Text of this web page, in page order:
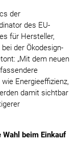
der
des EU-
für Hersteller,
der Ökodesign-
„Mit dem neuen
Energieeffizienz,
damit sichtbar
beim Einkauf